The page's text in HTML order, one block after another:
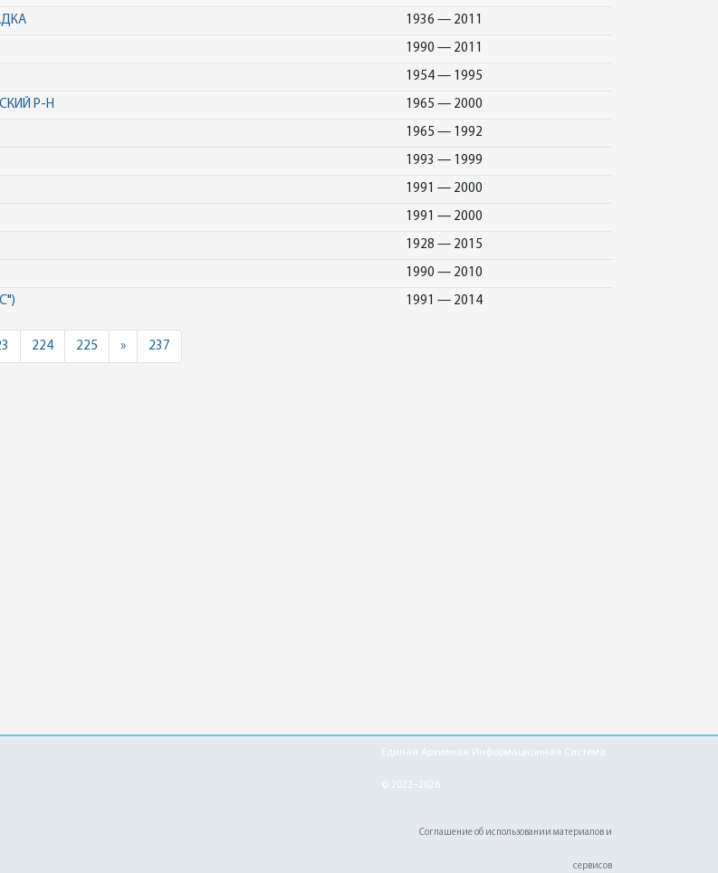
1936 — 2011
1990 — 2011
1954 — 1995
Р-Н 1965 — 2000
1965 — 1992
1993 — 1999
1991 — 2000
1991 — 2000
1928 — 2015
1990 — 2010
1991 — 2014
224 225 »Next237
Единая Архивная Информационная Система
© 2022–2026
Соглашение об использовании материалов и
сервисов